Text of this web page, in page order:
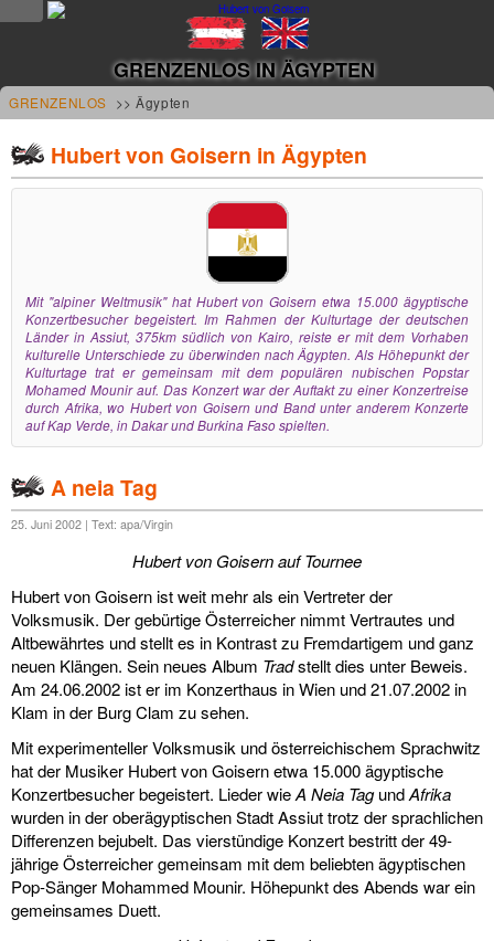
news
updates
tv &
shop
MUSIK
alben &
projekte
diskografie
film
HvG
kulturpreis
flüchtig
biografie
huberts
schreibtisch
ETC.
GRENZENLOS IN ÄGYPTEN
GRENZENLOS >> Ägypten
Hubert von Goisern in Ägypten
Mit "alpiner Weltmusik" hat Hubert von Goisern etwa 15.000 ägyptische
Konzertbesucher begeistert. Im Rahmen der Kulturtage der deutschen
Länder in Assiut, 375km südlich von Kairo, reiste er mit dem Vorhaben
kulturelle Unterschiede zu überwinden nach Ägypten. Als Höhepunkt der
Kulturtage trat er gemeinsam mit dem populären nubischen Popstar
Mohamed Mounir auf. Das Konzert war der Auftakt zu einer Konzertreise
durch Afrika, wo Hubert von Goisern und Band unter anderem Konzerte
auf Kap Verde, in Dakar und Burkina Faso spielten.
A neia Tag
25. Juni 2002 | Text: apa/Virgin
Hubert von Goisern auf Tournee
Hubert von Goisern ist weit mehr als ein Vertreter der
Volksmusik. Der gebürtige Österreicher nimmt Vertrautes und
Altbewährtes und stellt es in Kontrast zu Fremdartigem und ganz
neuen Klängen. Sein neues Album Tradstellt dies unter Beweis.
Am 24.06.2002 ist er im Konzerthaus in Wien und 21.07.2002 in
Klam in der Burg Clam zu sehen.
Mit experimenteller Volksmusik und österreichischem Sprachwitz
hat der Musiker Hubert von Goisern etwa 15.000 ägyptische
Konzertbesucher begeistert. Lieder wieA Neia TagundAfrika
wurden in der oberägyptischen Stadt Assiut trotz der sprachlichen
Differenzen bejubelt. Das vierstündige Konzert bestritt der 49-
jährige Österreicher gemeinsam mit dem beliebten ägyptischen
Pop-Sänger Mohammed Mounir. Höhepunkt des Abends war ein
gemeinsames Duett.